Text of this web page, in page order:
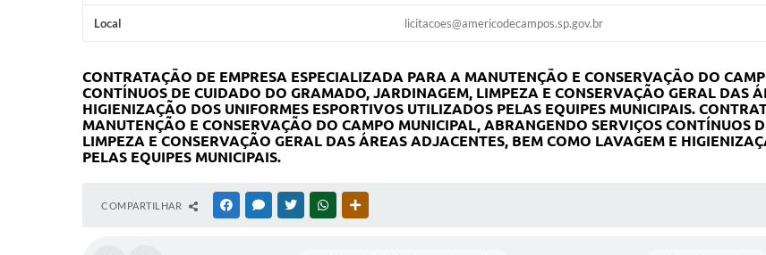
Local licitacoes@americodecampos.sp.gov.br
CONTRATAÇÃO DE EMPRESA ESPECIALIZADA PARA A MANUTENÇÃO E CONSERVAÇÃO DO
CONTÍNUOS DE CUIDADO DO GRAMADO, JARDINAGEM, LIMPEZA E CONSERVAÇÃO GERAL DAS
HIGIENIZAÇÃO DOS UNIFORMES ESPORTIVOS UTILIZADOS PELAS EQUIPES MUNICIPAIS.
MANUTENÇÃO E CONSERVAÇÃO DO CAMPO MUNICIPAL, ABRANGENDO SERVIÇOS CONTÍNUOS
LIMPEZA E CONSERVAÇÃO GERAL DAS ÁREAS ADJACENTES, BEM COMO LAVAGEM E
PELAS EQUIPES MUNICIPAIS.
COMPARTILHAR FACEBOOKMESSENGER
TWITTERWHATSAPP